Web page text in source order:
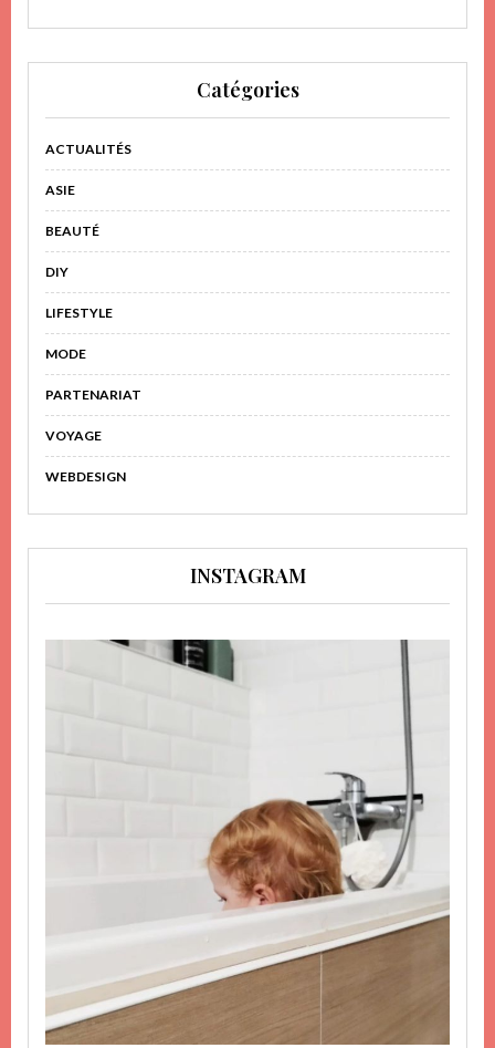
Catégories
ACTUALITÉS
ASIE
BEAUTÉ
DIY
LIFESTYLE
MODE
PARTENARIAT
VOYAGE
WEBDESIGN
INSTAGRAM